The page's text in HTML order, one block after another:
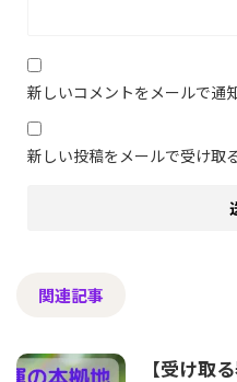
新しいコメントをメールで通
新しい投稿をメールで受け取
関連記事
【受け取